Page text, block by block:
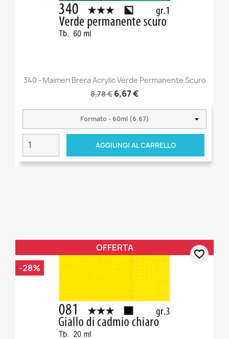
340 - Maimeri Brera Acrylic Verde Permanente Scuro
8,78 € 6,67 €
AGGIUNGI AL CARRELLO
OFFERTA
-28%
favorite_border